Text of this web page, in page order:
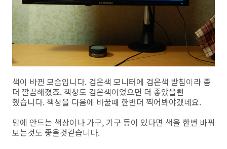
색이 바뀐 모습입니다. 검은색 모니터에 검은색 받침이라 좀
더 깔끔해졌죠. 책상도 검은색이었으면 더 좋았을뻔
했습니다. 책상을 다음에 바꿀때 한번더 찍어봐야겠네요.
맘에 안드는 색상이나 가구, 기구 등이 있다면 색을 한번 바꿔
보는것도 좋을것같습니다.